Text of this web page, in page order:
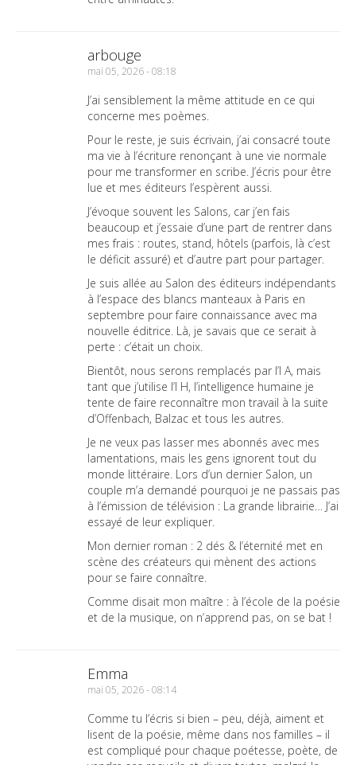
arbouge
mai 05, 2026 - 08:18
J’ai sensiblement la même attitude en ce qui
concerne mes poèmes.
Pour le reste, je suis écrivain, j’ai consacré toute
ma vie à l’écriture renonçant à une vie normale
pour me transformer en scribe. J’écris pour être
lue et mes éditeurs l’espèrent aussi.
J’évoque souvent les Salons, car j’en fais
beaucoup et j’essaie d’une part de rentrer dans
mes frais : routes, stand, hôtels (parfois, là c’est
le déficit assuré) et d’autre part pour partager.
Je suis allée au Salon des éditeurs indépendants
à l’espace des blancs manteaux à Paris en
septembre pour faire connaissance avec ma
nouvelle éditrice. Là, je savais que ce serait à
perte : c’était un choix.
Bientôt, nous serons remplacés par l’I A, mais
tant que j’utilise l’I H, l’intelligence humaine je
tente de faire reconnaître mon travail à la suite
d’Offenbach, Balzac et tous les autres.
Je ne veux pas lasser mes abonnés avec mes
lamentations, mais les gens ignorent tout du
monde littéraire. Lors d’un dernier Salon, un
couple m’a demandé pourquoi je ne passais pas
à l’émission de télévision : La grande librairie… J’ai
essayé de leur expliquer.
Mon dernier roman : 2 dés & l’éternité met en
scène des créateurs qui mènent des actions
pour se faire connaître.
Comme disait mon maître : à l’école de la poésie
et de la musique, on n’apprend pas, on se bat !
Emma
mai 05, 2026 - 08:14
Comme tu l’écris si bien – peu, déjà, aiment et
lisent de la poésie, même dans nos familles – il
est compliqué pour chaque poétesse, poète, de